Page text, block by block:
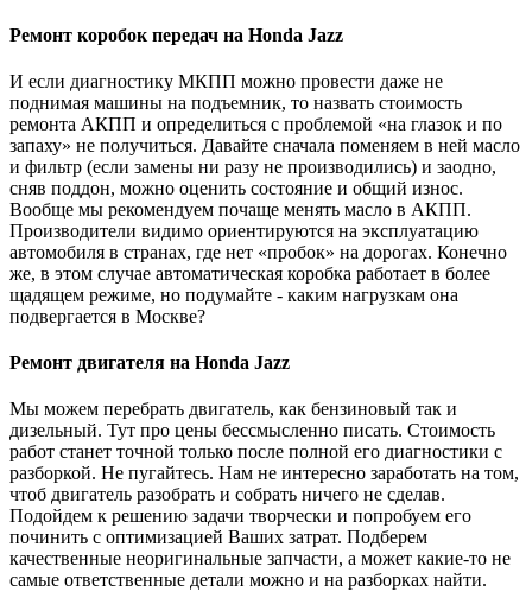
Ремонт коробок передач на Honda Jazz
И если диагностику МКПП можно провести даже не
поднимая машины на подъемник, то назвать стоимость
ремонта АКПП и определиться с проблемой «на глазок и по
запаху» не получиться. Давайте сначала поменяем в ней масло
и фильтр (если замены ни разу не производились) и заодно,
сняв поддон, можно оценить состояние и общий износ.
Вообще мы рекомендуем почаще менять масло в АКПП.
Производители видимо ориентируются на эксплуатацию
автомобиля в странах, где нет «пробок» на дорогах. Конечно
же, в этом случае автоматическая коробка работает в более
щадящем режиме, но подумайте - каким нагрузкам она
подвергается в Москве?
Ремонт двигателя на Honda Jazz
Мы можем перебрать двигатель, как бензиновый так и
дизельный. Тут про цены бессмысленно писать. Стоимость
работ станет точной только после полной его диагностики с
разборкой. Не пугайтесь. Нам не интересно заработать на том,
чтоб двигатель разобрать и собрать ничего не сделав.
Подойдем к решению задачи творчески и попробуем его
починить с оптимизацией Ваших затрат. Подберем
качественные неоригинальные запчасти, а может какие-то не
самые ответственные детали можно и на разборках найти.